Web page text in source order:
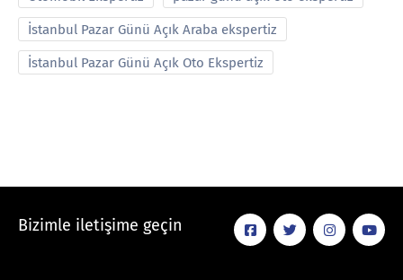
İstanbul Pazar Günü Açık Araba ekspertiz
İstanbul Pazar Günü Açık Oto Ekspertiz
Bizimle iletişime geçin